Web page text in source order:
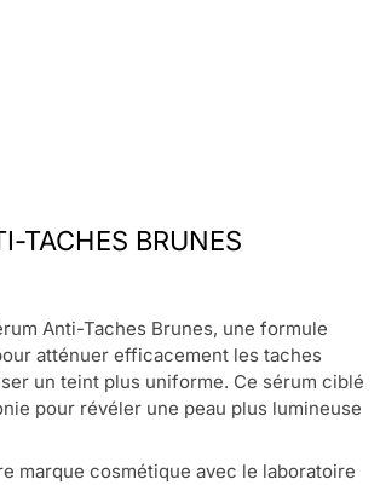
TACHES BRUNES
Anti-Taches Brunes, une formule
atténuer efficacement les taches
un teint plus uniforme. Ce sérum ciblé
pour révéler une peau plus lumineuse
marque cosmétique avec le laboratoire